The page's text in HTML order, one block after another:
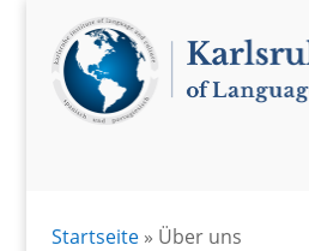
Startseite» Über uns